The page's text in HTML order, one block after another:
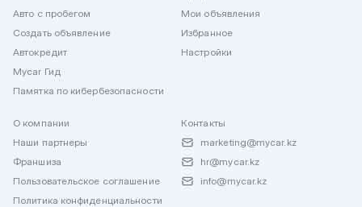
Авто с пробегом
Создать объявление
Автокредит
Mycar Гид
Памятка по кибербезопасности
Мои объявления
Избранное
Настройки
О компании
Наши партнеры
Франшиза
Пользовательское соглашение
Политика конфиденциальности
Контакты
marketing@mycar.kz
hr@mycar.kz
info@mycar.kz